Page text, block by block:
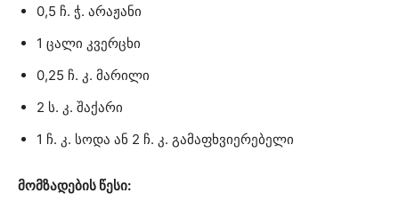
0,5 ჩ. ჭ. არაჟანი
1 ცალი კვერცხი
0,25 ჩ. კ. მარილი
2 ს. კ. შაქარი
1 ჩ. კ. სოდა ან 2 ჩ. კ. გამაფხვიერებელი
მომზადების წესი: